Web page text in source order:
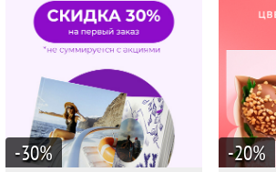
-30% -20%